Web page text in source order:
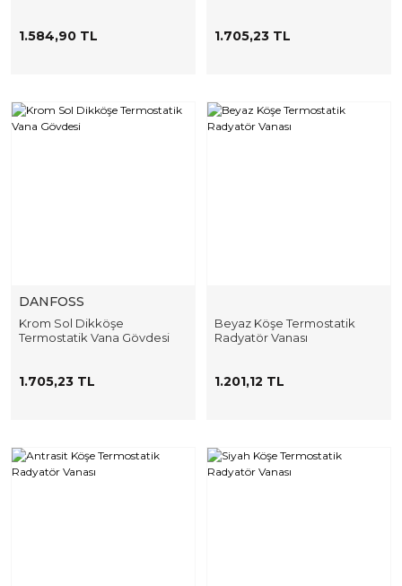
1.584,90 TL 1.705,23 TL
DANFOSS
Krom Sol Dikköşe
Termostatik Vana Gövdesi
1.705,23 TL
Beyaz Köşe Termostatik
Radyatör Vanası
1.201,12 TL